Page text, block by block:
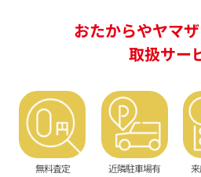
おたからやヤマ
取扱サー
無料査定 近隣駐車場有